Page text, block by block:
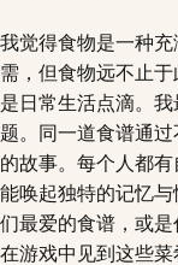
我觉得食物是一种
需，但食物远不止
是日常生活点滴。
题。同一道食谱通
的故事。每个人都
能唤起独特的记忆
们最爱的食谱，或
在游戏中见到这些